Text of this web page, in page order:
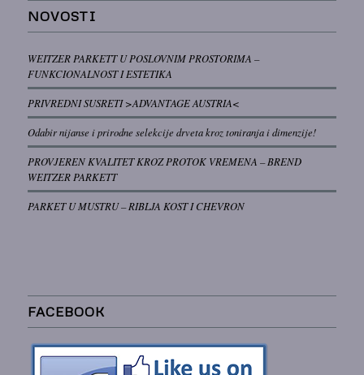
NOVOSTI
WEITZER PARKETT U POSLOVNIM PROSTORIMA –
FUNKCIONALNOST I ESTETIKA
PRIVREDNI SUSRETI >ADVANTAGE AUSTRIA<
Odabir nijanse i prirodne selekcije drveta kroz toniranja i dimenzije!
PROVJEREN KVALITET KROZ PROTOK VREMENA – BREND
WEITZER PARKETT
PARKET U MUSTRU – RIBLJA KOST I CHEVRON
FACEBOOK